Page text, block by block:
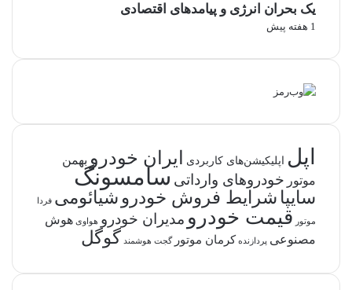
یک بحران انرژی و پیامدهای اقتصادی
1 هفته پیش
اپل اپلیکیشن‌های کاربردی ایران خودرو بهمن
موتور خودروهای وارداتی سامسونگ
سایپا شرایط فروش خودرو شیائومی فردا
موتور قیمت خودرو مدیران خودرو هواوی هوش
مصنوعی پردازنده کرمان موتور گجت هوشمند گوگل